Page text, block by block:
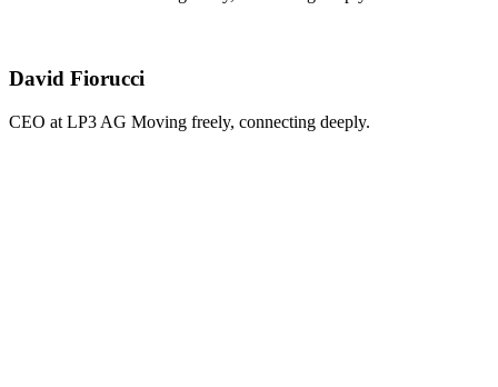
David Fiorucci
CEO at LP3 AG Moving freely, connecting deeply.